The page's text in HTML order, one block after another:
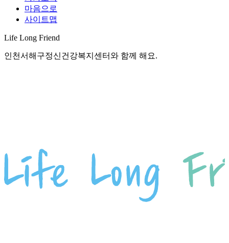
마음으로
사이트맵
Life Long Friend
인천서해구정신건강복지센터와 함께 해요.